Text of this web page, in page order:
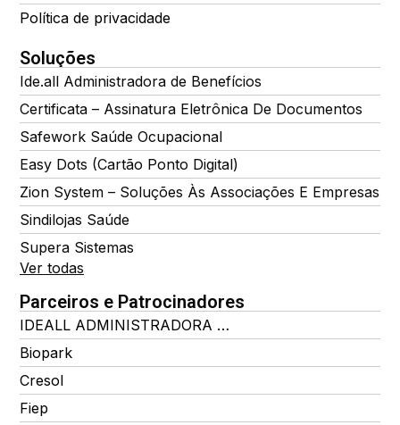
Política de privacidade
Soluções
Ide.all Administradora de Benefícios
Certificata – Assinatura Eletrônica De Documentos
Safework Saúde Ocupacional
Easy Dots (Cartão Ponto Digital)
Zion System – Soluções Às Associações E Empresas
Sindilojas Saúde
Supera Sistemas
Ver todas
Parceiros e Patrocinadores
IDEALL ADMINISTRADORA DE BENEFÍCIOS
Biopark
Cresol
Fiep